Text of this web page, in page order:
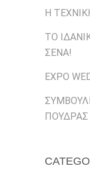
Η
ΤΟ
ΣΕΝΑ!
EXPO
ΠΟΥΔΡΑΣ